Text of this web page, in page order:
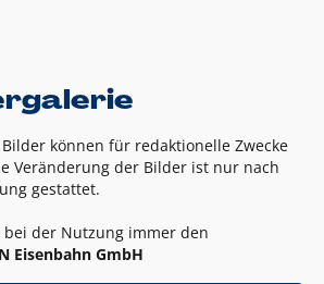
können für redaktionelle Zwecke
Veränderung der Bilder ist nur nach
gestattet.
bei der Nutzung immer den
Eisenbahn GmbH